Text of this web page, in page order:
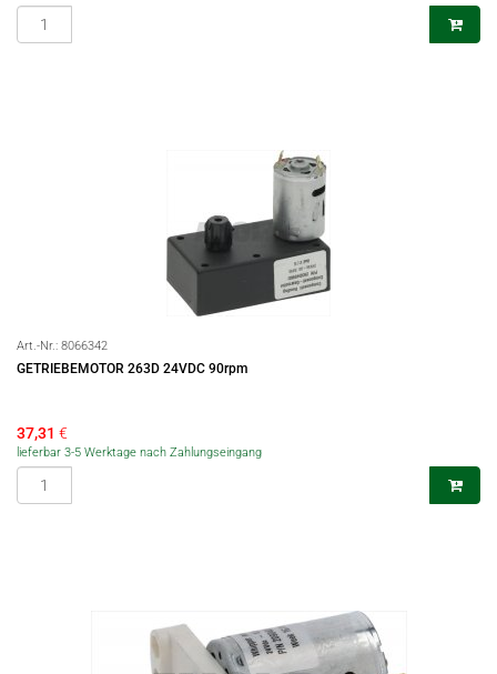
Art.-Nr.: 8066342
GETRIEBEMOTOR 263D 24VDC 90rpm
37,31 €
lieferbar 3-5 Werktage nach Zahlungseingang